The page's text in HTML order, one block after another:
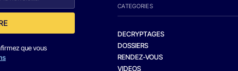
que vous
CATEGORIES
DECRYPTAGES
DOSSIERS
RENDEZ-VOUS
VIDEOS